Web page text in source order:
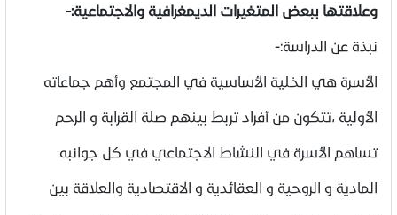
وعلاقتها ببعض المتغيرات الديمغرافية والاجتماعية:-
نبذة عن الدراسة:-
الأسرة هي الخلية الأساسية في المجتمع وأهم جماعاته
الأولية ،تتكون من أفراد تربط بينهم صلة القرابة و الرحم
تساهم الأسرة في النشاط الاجتماعي في كل جوانبه
المادية و الروحية و العقائدية و الاقتصادية والعلاقة بين